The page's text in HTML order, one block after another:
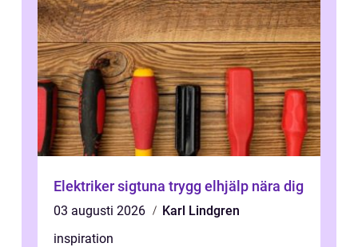
Elektriker sigtuna trygg elhjälp nära dig
03 augusti 2026
Karl Lindgren
inspiration